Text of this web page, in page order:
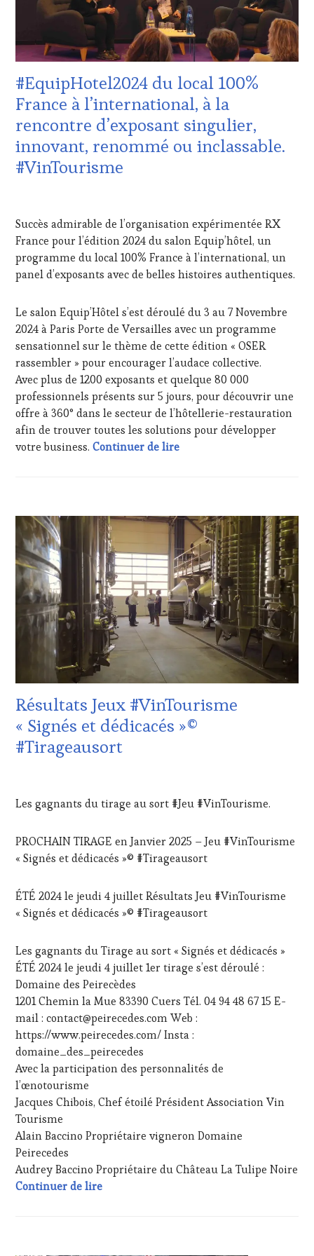
,
WINETASTINGVOUCHER.COM
LA
GASTRONOMIE
FRANÇAISE,
MÉDIAS,
PRESSE
ÉCRITE,
RADIO,
TV,
#EquipHotel2024 du local 100%
France à l’international, à la
rencontre d’exposant singulier,
innovant, renommé ou inclassable.
#VinTourisme
2024
Succès admirable de l’organisation expérimentée RX
France pour l’édition 2024 du salon Equip’hôtel, un
programme du local 100% France à l’international, un
panel d’exposants avec de belles histoires authentiques.
Le salon Equip’Hôtel s’est déroulé du 3 au 7 Novembre
2024 à Paris Porte de Versailles avec un programme
sensationnel sur le thème de cette édition « OSER
rassembler » pour encourager l’audace collective.
Avec plus de 1200 exposants et quelque 80 000
professionnels présents sur 5 jours, pour découvrir une
offre à 360° dans le secteur de l’hôtellerie-restauration
afin de trouver toutes les solutions pour développer
votre business.Continuer de lire#EquipHotel2024 du local
CLUB
WINE
TASTING
VOUCHER,
CÔTES-
DE-
PROVENCE,
CULTURAL
,
VITICOLE,
VIN
TOURISME
,
EDITION
LES
ET
HAUTE
GASTRONOMIE
FAMOUS
HOST,
INVITATIONS
WINE
TASTING,
JEU,
LIVE
STREAMING
MASTERCLASS
MÉDIAS,
PRESSE
ÉCRITE,
RADIO,
TV,
WEB,
OENOTOURISME
PARTENAIRES
VIN
TOURISME,
PRODUCTEURS
Résultats Jeux #VinTourisme
« Signés et dédicacés »©
#Tirageausort
2024
Les gagnants du tirage au sort #Jeu #VinTourisme.
PROCHAIN TIRAGE en Janvier 2025 – Jeu #VinTourisme
« Signés et dédicacés »© #Tirageausort
ÉTÉ 2024 le jeudi 4 juillet Résultats Jeu #VinTourisme
« Signés et dédicacés »© #Tirageausort
Les gagnants du Tirage au sort « Signés et dédicacés »
ÉTÉ 2024 le jeudi 4 juillet 1er tirage s’est déroulé :
Domaine des Peirecèdes
1201 Chemin la Mue 83390 Cuers Tél. 04 94 48 67 15 E-
mail : contact@peirecedes.com Web :
https://www.peirecedes.com/ Insta :
domaine_des_peirecedes
Avec la participation des personnalités de
l’œnotourisme
Jacques Chibois, Chef étoilé Président Association Vin
Tourisme
Alain Baccino Propriétaire vigneron Domaine
Peirecedes
Audrey Baccino Propriétaire du Château La Tulipe Noire
Continuer de lireRésultats Jeux #VinTourisme « Signés et